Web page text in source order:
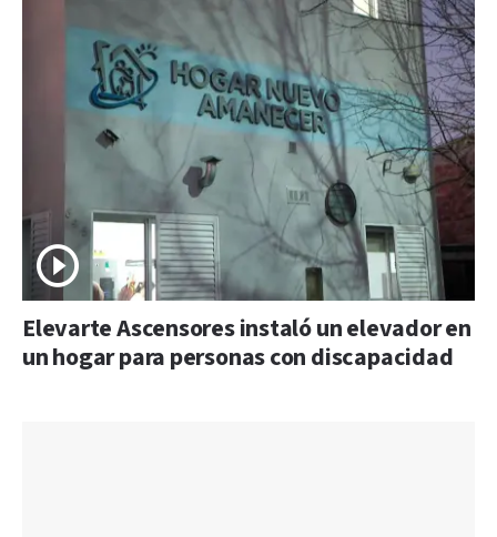
Elevarte Ascensores instaló un elevador en
un hogar para personas con discapacidad